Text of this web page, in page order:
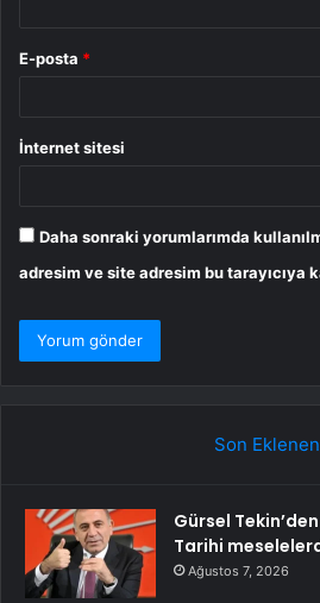
E-posta *
İnternet sitesi
Daha sonraki yorumlarımda
adresim ve site adresim bu tarayıcıya
Son Eklenen
Gürsel
Tarihi
Ağustos 7, 2026